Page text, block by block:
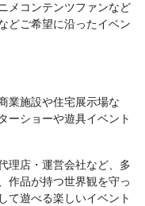
メコンテンツファンなど
どご希望に沿ったイベン
業施設や住宅展示場な
ーショーや遊具イベント
理店・運営会社など、多
作品が持つ世界観を守っ
て遊べる楽しいイベント